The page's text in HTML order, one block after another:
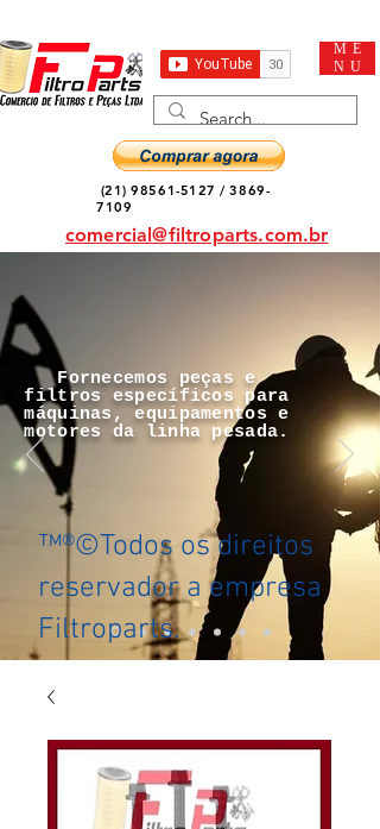
ME
NU
(21) 98561-5127 /3869-
7109
comercial@filtroparts.com.br
Fornecemos peças e
filtros específicos para
máquinas, equipamentos e
motores da linha pesada.
™®©Todos os direitos
reservador a empresa
Filtroparts.